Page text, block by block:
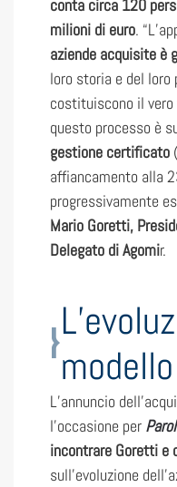
conta circa 120
milioni di euro.
aziende acquisite è
loro storia e del
costituiscono il vero
questo processo è
gestione certificato
affiancamento alla
progressivamente
Mario Goretti,
Delegato di Agomir.
L’annuncio
l’occasione per
incontrare Goretti e
sull’evoluzione